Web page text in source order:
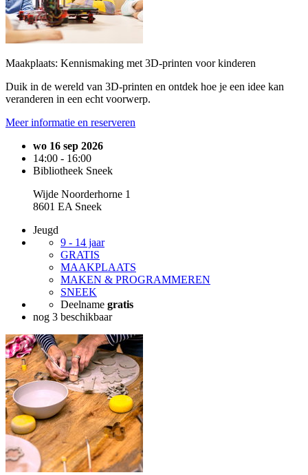
Maakplaats: Kennismaking met 3D-printen voor kinderen
Duik in de wereld van 3D-printen en ontdek hoe je een idee kan
veranderen in een echt voorwerp.
Meer informatie en reserveren
wo 16 sep 2026
14:00 - 16:00
Bibliotheek Sneek
Wijde Noorderhorne 1
8601 EA Sneek
Jeugd
9 - 14 jaar
GRATIS
MAAKPLAATS
MAKEN & PROGRAMMEREN
SNEEK
Deelname gratis
nog 3 beschikbaar